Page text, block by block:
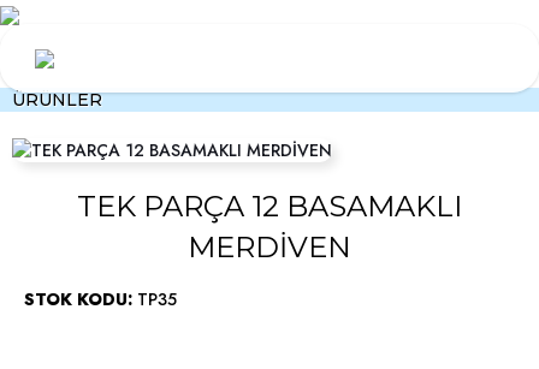
ÜRÜNLER
TEK PARÇA 12 BASAMAKLI
MERDİVEN
STOK KODU: TP35